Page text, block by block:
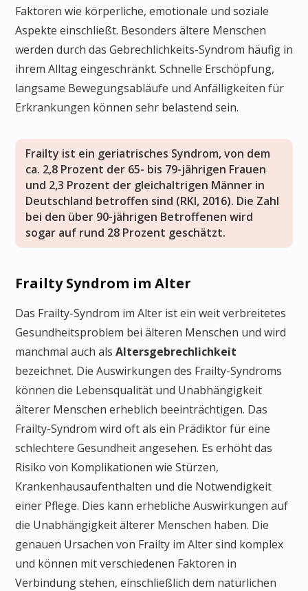
Faktoren wie körperliche, emotionale und soziale
Aspekte einschließt. Besonders ältere Menschen
werden durch das Gebrechlichkeits-Syndrom häufig in
ihrem Alltag eingeschränkt. Schnelle Erschöpfung,
langsame Bewegungsabläufe und Anfälligkeiten für
Erkrankungen können sehr belastend sein.
Frailty ist ein geriatrisches Syndrom, von dem
ca. 2,8 Prozent der 65- bis 79-jährigen Frauen
und 2,3 Prozent der gleichaltrigen Männer in
Deutschland betroffen sind (RKI, 2016). Die Zahl
bei den über 90-jährigen Betroffenen wird
sogar auf rund 28 Prozent geschätzt.
Frailty Syndrom im Alter
Das Frailty-Syndrom im Alter ist ein weit verbreitetes
Gesundheitsproblem bei älteren Menschen und wird
manchmal auch als Altersgebrechlichkeit
bezeichnet. Die Auswirkungen des Frailty-Syndroms
können die Lebensqualität und Unabhängigkeit
älterer Menschen erheblich beeinträchtigen. Das
Frailty-Syndrom wird oft als ein Prädiktor für eine
schlechtere Gesundheit angesehen. Es erhöht das
Risiko von Komplikationen wie Stürzen,
Krankenhausaufenthalten und die Notwendigkeit
einer Pflege. Dies kann erhebliche Auswirkungen auf
die Unabhängigkeit älterer Menschen haben. Die
genauen Ursachen von Frailty im Alter sind komplex
und können mit verschiedenen Faktoren in
Verbindung stehen, einschließlich dem natürlichen